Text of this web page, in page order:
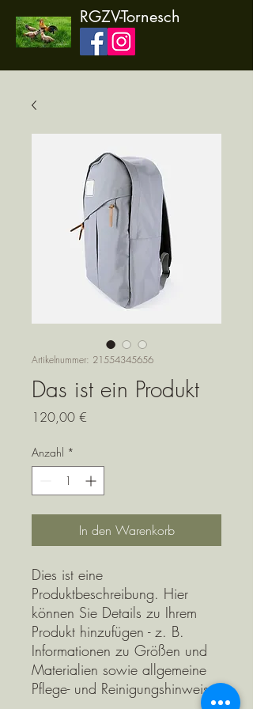
RGZV-Tornesch
Artikelnummer: 21554345656
Das ist ein Produkt
120,00 €
Anzahl *
In den Warenkorb
Dies ist eine
Produktbeschreibung. Hier
können Sie Details zu Ihrem
Produkt hinzufügen - z. B.
Informationen zu Größen und
Materialien sowie allgemeine
Pflege- und Reinigungshinweise.